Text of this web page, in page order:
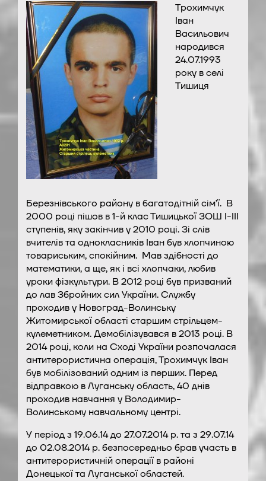
Трохимчук
Іван
Васильович
народився
24.07.1993
року в селі
Тишиця
Березнівського району в багатодітній сімʼї. В
2000 році пішов в 1-й клас Тишицької ЗОШ І-ІІІ
ступенів, яку закінчив у 2010 році. Зі слів
вчителів та однокласників Іван був хлопчиною
товариським, спокійним. Мав здібності до
математики, а ще, як і всі хлопчаки, любив
уроки фізкультури. В 2012 році був призваний
до лав Збройних сил України. Службу
проходив у Новоград-Волинську
Житомирської області старшим стрільцем-
кулеметником. Демобілізувався в 2013 році. В
2014 році, коли на Сході України розпочалася
антитерористична операція, Трохимчук Іван
був мобілізований одним із перших. Перед
відправкою в Луганську область, 40 днів
проходив навчання у Володимир-
Волинському навчальному центрі.
У період з 19.06.14 до 27.07.2014 р. та з 29.07.14
до 02.08.2014 р. безпосередньо брав участь в
антитерористичній операції в районі
Донецької та Луганської областей.